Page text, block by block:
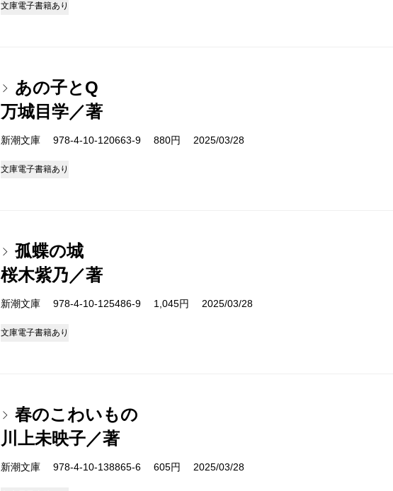
文庫電子書籍あり
あの子とQ
万城目学／著
新潮文庫 978-4-10-120663-9 880円 2025/03/28
文庫電子書籍あり
孤蝶の城
桜木紫乃／著
新潮文庫 978-4-10-125486-9 1,045円 2025/03/28
文庫電子書籍あり
春のこわいもの
川上未映子／著
新潮文庫 978-4-10-138865-6 605円 2025/03/28